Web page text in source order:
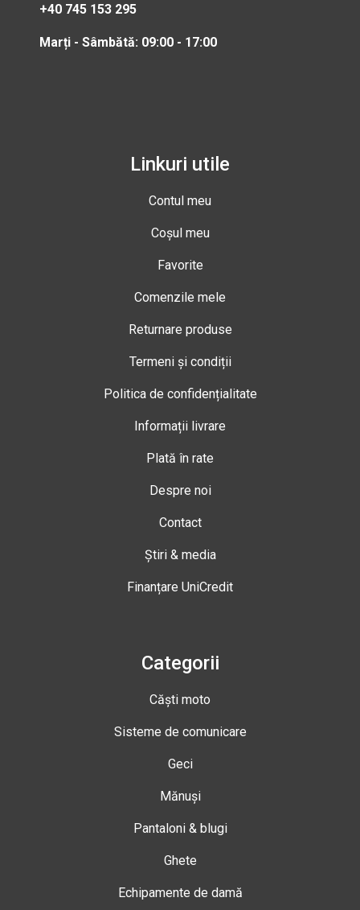
+40 745 153 295
Marți - Sâmbătă: 09:00 - 17:00
Linkuri utile
Contul meu
Coșul meu
Favorite
Comenzile mele
Returnare produse
Termeni și condiții
Politica de confidențialitate
Informații livrare
Plată în rate
Despre noi
Contact
Știri & media
Finanțare UniCredit
Categorii
Căști moto
Sisteme de comunicare
Geci
Mănuși
Pantaloni & blugi
Ghete
Echipamente de damă